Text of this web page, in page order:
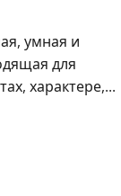
умная и
для
характере,...